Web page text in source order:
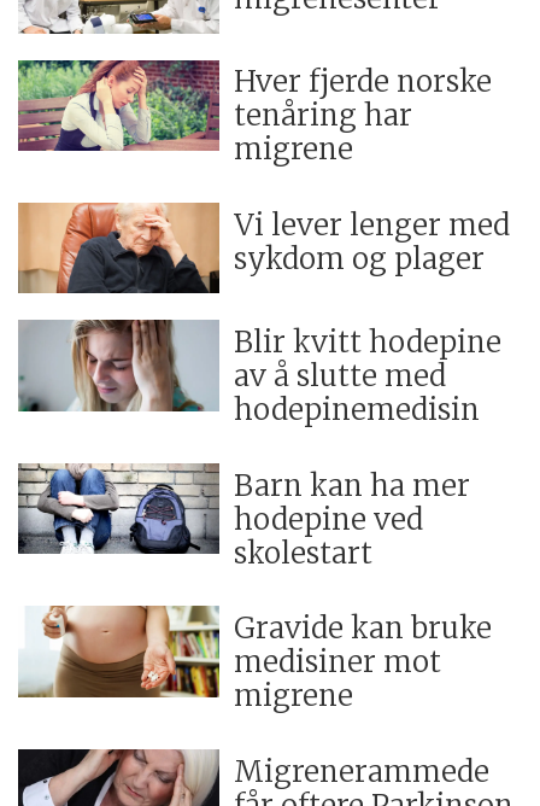
Hver fjerde norske
tenåring har
migrene
Vi lever lenger med
sykdom og plager
Blir kvitt hodepine
av å slutte med
hodepinemedisin
Barn kan ha mer
hodepine ved
skolestart
Gravide kan bruke
medisiner mot
migrene
Migrenerammede